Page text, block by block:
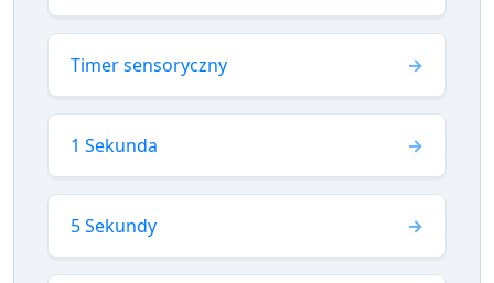
Timer sensoryczny
1 Sekunda
5 Sekundy